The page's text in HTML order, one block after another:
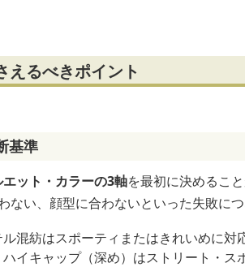
えるべきポイント
基準
ット・カラーの3軸を最初に決めること
い、顔型に合わないといった失敗につ
混紡はスポーティまたはきれいめに対
イキャップ（深め）はストリート・ス